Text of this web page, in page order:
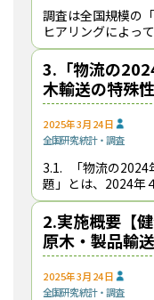
調査は全国規模の
ヒアリングによっ
ト」では、「物流
調査では具体的な
3.「物流の
木輸送の特殊
能な原木・製
けて】
2025年3月24日
全国研究統計・調査
3.1. 「物流の2024年問題」
題」とは、2024年
づきトラックドラ
適用
2.実施概要【
原木・製品輸
て】
2025年3月24日
全国研究統計・調査